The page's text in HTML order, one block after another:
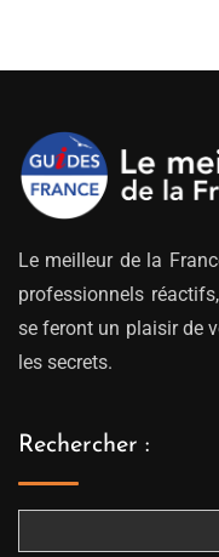
Le meilleur de la
professionnels
se feront un plaisir de
les secrets.
Rechercher :